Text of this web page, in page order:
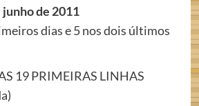
junho de 2011
dias e 5 nos dois últimos
19 PRIMEIRAS LINHAS